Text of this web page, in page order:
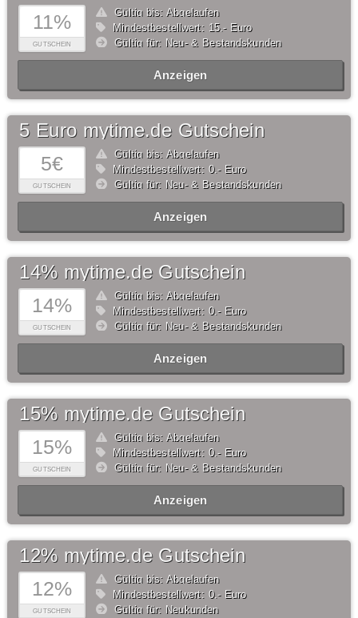
11%
GUTSCHEIN
Gültig bis: Abgelaufen
Mindestbestellwert: 15,- Euro
Gültig für: Neu- & Bestandskunden
Anzeigen
5€
GUTSCHEIN
5 Euro mytime.de Gutschein
Gültig bis: Abgelaufen
Mindestbestellwert: 0,- Euro
Gültig für: Neu- & Bestandskunden
Anzeigen
14%
GUTSCHEIN
14% mytime.de Gutschein
Gültig bis: Abgelaufen
Mindestbestellwert: 0,- Euro
Gültig für: Neu- & Bestandskunden
Anzeigen
15%
GUTSCHEIN
15% mytime.de Gutschein
Gültig bis: Abgelaufen
Mindestbestellwert: 0,- Euro
Gültig für: Neu- & Bestandskunden
Anzeigen
12%
GUTSCHEIN
12% mytime.de Gutschein
Gültig bis: Abgelaufen
Mindestbestellwert: 0,- Euro
Gültig für: Neukunden